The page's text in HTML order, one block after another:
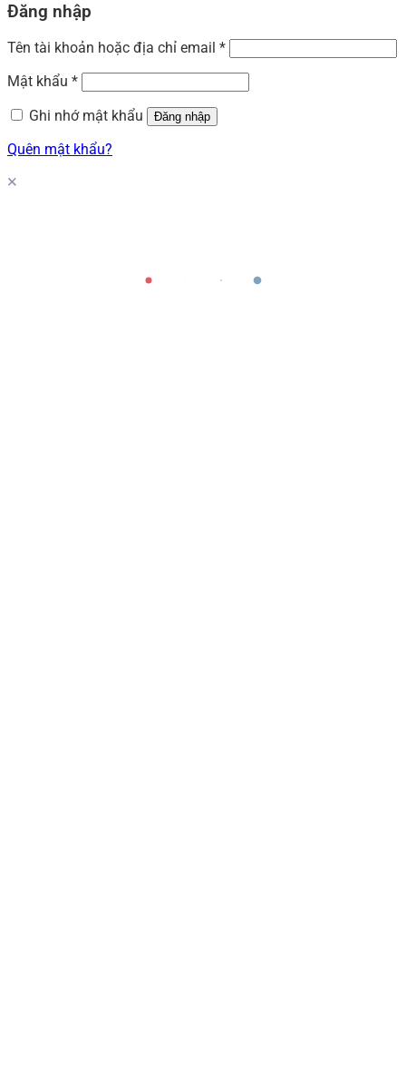
Đăng nhập
Tên tài khoản hoặc địa chỉ email *
Mật khẩu *
Ghi nhớ mật khẩu
Đăng nhập
Quên mật khẩu?